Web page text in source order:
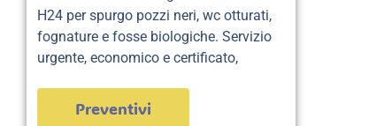
H24 per spurgo pozzi neri, wc otturati,
fognature e fosse biologiche. Servizio
urgente, economico e certificato,
Preventivi